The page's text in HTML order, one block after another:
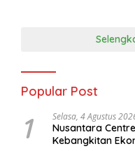
Popular Post
1 Selasa, 4 Agustus
Nusantara
Kebangkitan